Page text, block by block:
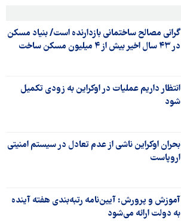
گرانی مصالح ساختمانی بازدارنده است/ بنیاد مسکن
در ۴۳ سال اخیر بیش از ۴ میلیون مسکن ساخت
انتظار داریم عملیات در اوکراین به زودی تکمیل
شود
بحران اوکراین ناشی از عدم تعادل در سیستم امنیتی
اروپاست
آموزش و پرورش: آیین‌نامه رتبه‌بندی هفته آینده
به دولت ارائه می‌شود